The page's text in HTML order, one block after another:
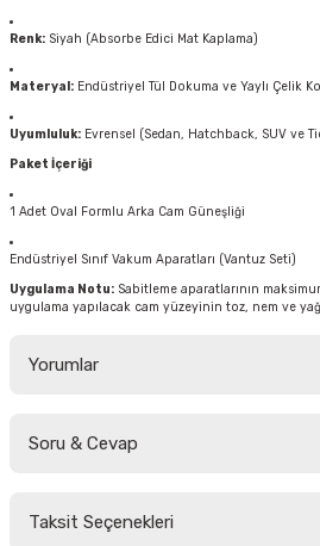
Renk: Siyah (Absorbe Edici Mat Kaplama)
Materyal: Endüstriyel Tül Dokuma ve Yaylı Çelik
Uyumluluk: Evrensel (Sedan, Hatchback, SUV ve
Paket İçeriği
1 Adet Oval Formlu Arka Cam Güneşliği
Endüstriyel Sınıf Vakum Aparatları (Vantuz Seti)
Uygulama Notu: Sabitleme aparatlarının
uygulama yapılacak cam yüzeyinin toz, nem ve
Yorumlar
Soru & Cevap
Taksit Seçenekleri